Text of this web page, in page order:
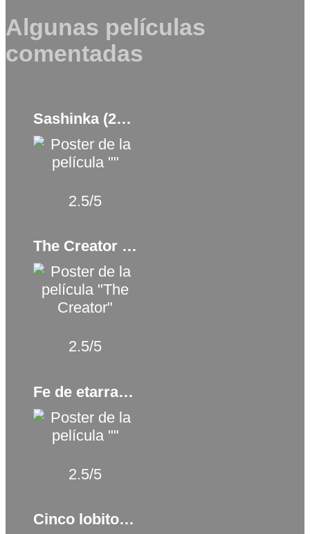
Algunas películas
comentadas
Sashinka (2017)
2.5/5
The Creator (2023)
2.5/5
Fe de etarras (2017)
2.5/5
Cinco lobitos (2022)